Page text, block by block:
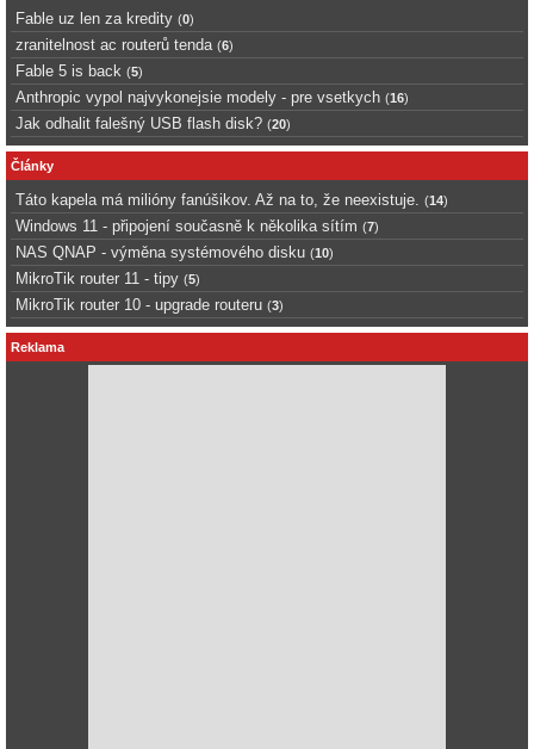
Fable uz len za kredity (0)
zranitelnost ac routerů tenda (6)
Fable 5 is back (5)
Anthropic vypol najvykonejsie modely - pre vsetkych (16)
Jak odhalit falešný USB flash disk? (20)
Články
Táto kapela má milióny fanúšikov. Až na to, že neexistuje. (14)
Windows 11 - připojení současně k několika sítím (7)
NAS QNAP - výměna systémového disku (10)
MikroTik router 11 - tipy (5)
MikroTik router 10 - upgrade routeru (3)
Reklama